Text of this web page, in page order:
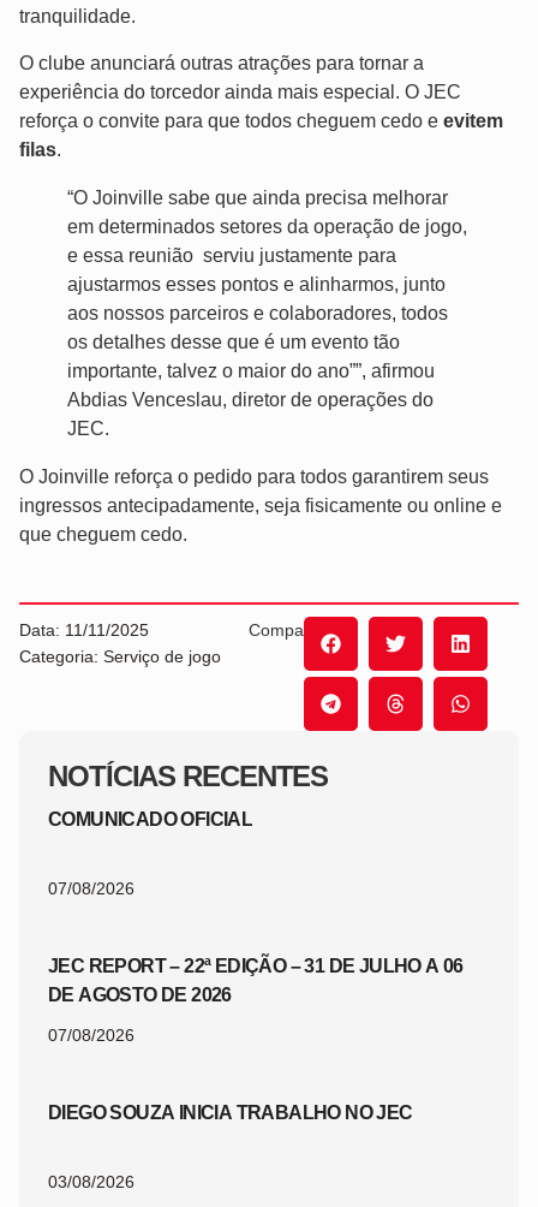
NOTÍCIAS RECENTES
COMUNICADO OFICIAL
07/08/2026
JEC REPORT – 22ª EDIÇÃO – 31 DE JULHO A 06
DE AGOSTO DE 2026
07/08/2026
DIEGO SOUZA INICIA TRABALHO NO JEC
03/08/2026
tranquilidade.
O clube anunciará outras atrações para tornar a
experiência do torcedor ainda mais especial. O JEC
reforça o convite para que todos cheguem cedo e evitem
filas.
“O Joinville sabe que ainda precisa melhorar
em determinados setores da operação de jogo,
e essa reunião serviu justamente para
ajustarmos esses pontos e alinharmos, junto
aos nossos parceiros e colaboradores, todos
os detalhes desse que é um evento tão
importante, talvez o maior do ano””, afirmou
Abdias Venceslau, diretor de operações do
JEC.
O Joinville reforça o pedido para todos garantirem seus
ingressos antecipadamente, seja fisicamente ou online e
que cheguem cedo.
Data: 11/11/2025
Categoria: Serviço de jogo
Compartilhe: